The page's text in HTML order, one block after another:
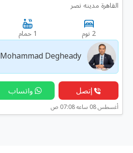
القاهرة مدينه نصر
2 نوم 1 حمام
Mohammad Degheady
إتصل واتساب
أغسطس 08 ساعه 07:08 ص